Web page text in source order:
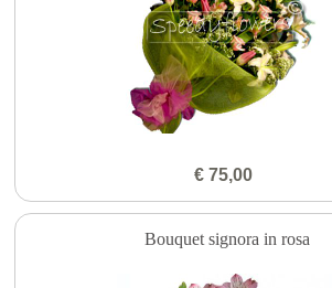
€ 75,00
Bouquet signora in rosa